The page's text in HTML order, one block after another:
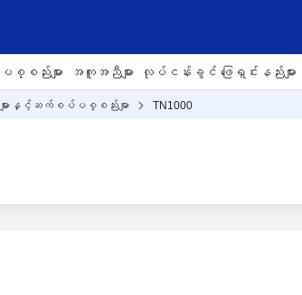
စ္စည်းများ အကူအညီများ လုပ်ငန်းခွင် ဖြေရှင်းနည်းများ
ျားနှင့်ဆက်စပ်ပစ္စည်းမျာ TN1000